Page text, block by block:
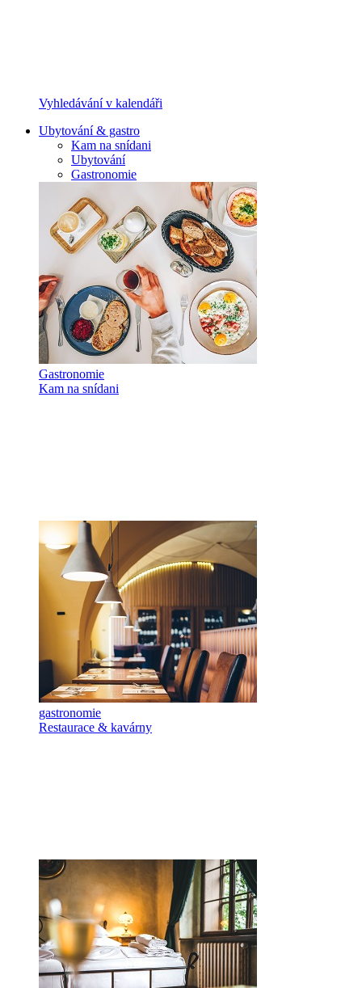
Vyhledávání v kalendáři
Ubytování & gastro
Kam na snídani
Ubytování
Gastronomie
Gastronomie
Kam na snídani
gastronomie
Restaurace & kavárny